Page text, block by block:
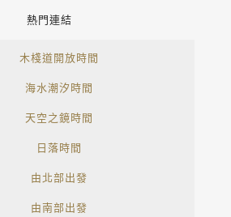
熱門連結
木棧道開放時間
海水潮汐時間
天空之鏡時間
日落時間
由北部出發
由南部出發